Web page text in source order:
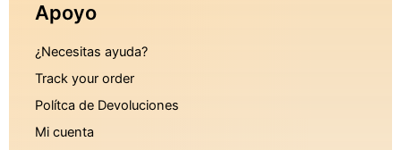
Apoyo
¿Necesitas ayuda?
Track your order
Polítca de Devoluciones
Mi cuenta